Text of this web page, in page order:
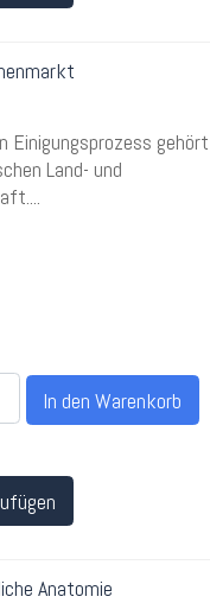
Einigungsprozess gehört
Land- und